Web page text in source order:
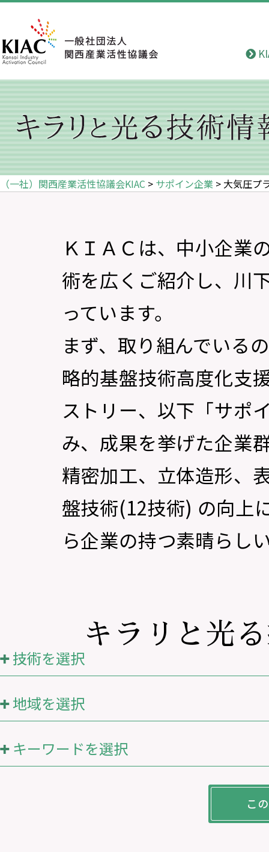
（一社）関西産業活性協議会KIAC > サポイン企業 > 大気圧プ
ＫＩＡＣは、中小企業
術を広くご紹介し、川
っています。
まず、取り組んでいる
略的基盤技術高度化支
ストリー、以下「サポ
み、成果を挙げた企業
精密加工、立体造形、
盤技術(12技術) の向上
ら企業の持つ素晴らし
キラリと光
技術を選択
地域を選択
キーワードを選択